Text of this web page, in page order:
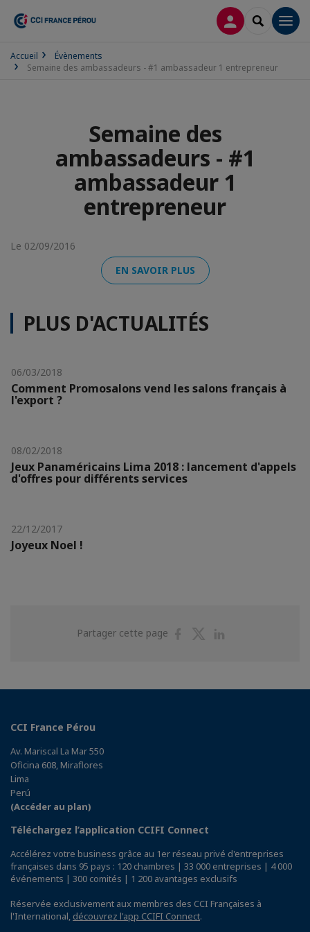
CONNEXION
Accueil
Évènements
Semaine des ambassadeurs - #1 ambassadeur 1 entrepreneur
Semaine des
ambassadeurs - #1
ambassadeur 1
entrepreneur
Le 02/09/2016
EN SAVOIR PLUS
PLUS D'ACTUALITÉS
06/03/2018
Comment Promosalons vend les salons français à
l'export ?
08/02/2018
Jeux Panaméricains Lima 2018 : lancement d'appels
d'offres pour différents services
22/12/2017
Joyeux Noel !
Partager cette page
PartagerPartager
CCI France Pérou
Av. Mariscal La Mar 550
Oficina 608, Miraflores
Lima
Perú
(Accéder au plan)
Téléchargez l’application CCIFI Connect
Accélérez votre business grâce au 1er réseau privé d'entreprises
françaises dans 95 pays : 120 chambres | 33 000 entreprises | 4 000
événements | 300 comités | 1 200 avantages exclusifs
Réservée exclusivement aux membres des CCI Françaises à
l'International, découvrez l'app CCIFI Connect.